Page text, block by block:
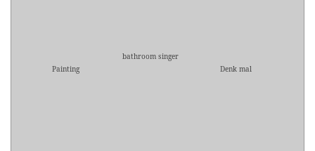
Painting
bathroom singer
Denk mal